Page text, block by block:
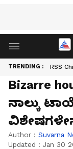
TRENDING : RSS
Bizarre
ನಾಲ್ಕು
Author : Suvarna
Updated : Jan 30